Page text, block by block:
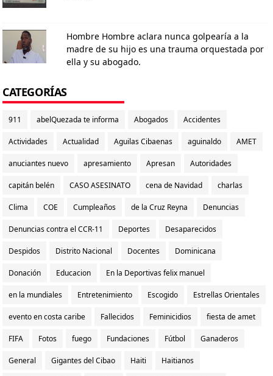
Hombre Hombre aclara nunca golpearía a la
madre de su hijo es una trauma orquestada por
ella y su abogado.
CATEGORÍAS
911 abelQuezada te informa Abogados Accidentes
Actividades Actualidad Aguilas Cibaenas aguinaldo AMET
anuciantes nuevo apresamiento Apresan Autoridades
capitán belén CASO ASESINATO cena de Navidad charlas
Clima COE Cumpleaños de la Cruz Reyna Denuncias
Denuncias contra el CCR-11 Deportes Desaparecidos
Despidos Distrito Nacional Docentes Dominicana
Donación Educacion En la Deportivas felix manuel
en la mundiales Entretenimiento Escogido Estrellas Orientales
evento en costa caribe Fallecidos Feminicidios fiesta de amet
FIFA Fotos fuego Fundaciones Fútbol Ganaderos
General Gigantes del Cibao Haiti Haitianos